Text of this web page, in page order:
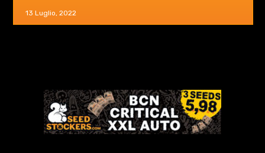
13 Luglio, 2022